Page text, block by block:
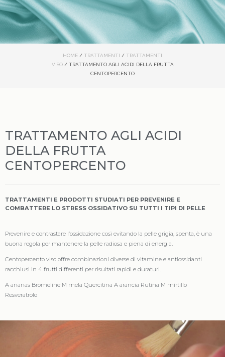
HOME / TRATTAMENTI / TRATTAMENTI
VISO/ TRATTAMENTO AGLI ACIDI DELLA FRUTTA
CENTOPERCENTO
TRATTAMENTO AGLI ACIDI
DELLA FRUTTA
CENTOPERCENTO
TRATTAMENTI E PRODOTTI STUDIATI PER PREVENIRE E
COMBATTERE LO STRESS OSSIDATIVO SU TUTTI I TIPI DI PELLE
Prevenire e contrastare l’ossidazione così evitando la pelle grigia, spenta, è una
buona regola per mantenere la pelle radiosa e piena di energia.
Centopercento viso offre combinazioni diverse di vitamine e antiossidanti
racchiusi in 4 frutti differenti per risultati rapidi e duraturi.
A ananas Bromeline M mela Quercitina A arancia Rutina M mirtillo
Resveratrolo